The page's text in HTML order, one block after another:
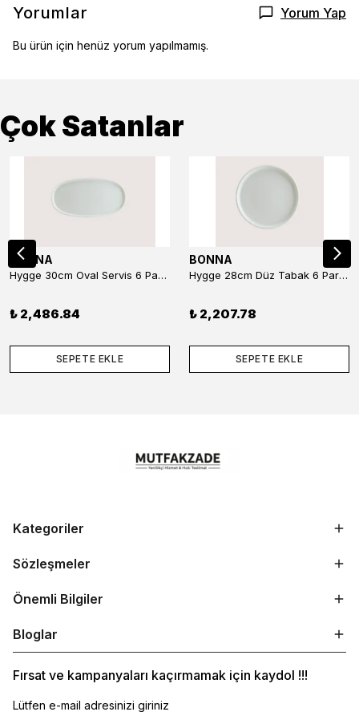
Yorumlar Yorum Yap
Bu ürün için henüz yorum yapılmamış.
Çok Satanlar
BONNA
Hygge 30cm Oval Servis 6 Parça
₺ 2,486.84
SEPETE EKLE
BONNA
Hygge 28cm Düz Tabak 6 Parça
₺ 2,207.78
SEPETE EKLE
Kategoriler
Sözleşmeler
Önemli Bilgiler
Bloglar
Fırsat ve kampanyaları kaçırmamak için kaydol !!!
Lütfen e-mail adresinizi giriniz